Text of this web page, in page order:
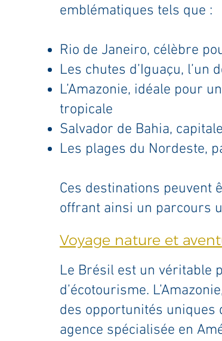
emblématiques tels que :
Rio de Janeiro, célèbre
Les chutes d’Iguaçu,
L’Amazonie, idéale pour
tropicale
Salvador de Bahia,
Les plages du Nordeste,
Ces destinations peuvent
offrant ainsi un parcours
Voyage nature et
Le Brésil est un véritable
d’écotourisme.
des opportunités uniques
agence spécialisée en